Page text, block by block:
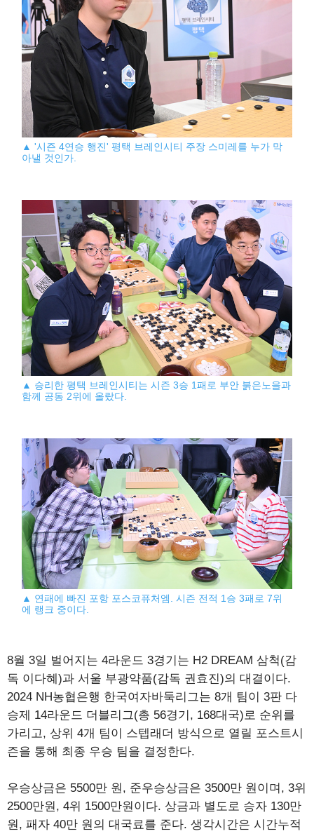
▲ '시즌 4연승 행진' 평택 브레인시티 주장 스미레를 누가 막
아낼 것인가.
▲ 승리한 평택 브레인시티는 시즌 3승 1패로 부안 붉은노을과
함께 공동 2위에 올랐다.
▲ 연패에 빠진 포항 포스코퓨처엠. 시즌 전적 1승 3패로 7위
에 랭크 중이다.
8월 3일 벌어지는 4라운드 3경기는 H2 DREAM 삼척(감
독 이다혜)과 서울 부광약품(감독 권효진)의 대결이다.
2024 NH농협은행 한국여자바둑리그는 8개 팀이 3판 다
승제 14라운드 더블리그(총 56경기, 168대국)로 순위를
가리고, 상위 4개 팀이 스텝래더 방식으로 열릴 포스트시
즌을 통해 최종 우승 팀을 결정한다.
우승상금은 5500만 원, 준우승상금은 3500만 원이며, 3위
2500만원, 4위 1500만원이다. 상금과 별도로 승자 130만
원, 패자 40만 원의 대국료를 준다. 생각시간은 시간누적